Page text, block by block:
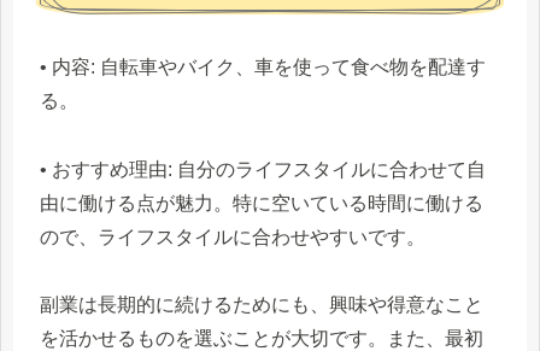
• 内容: 自転車やバイク、車を使って食べ物を配達す
る。
• おすすめ理由: 自分のライフスタイルに合わせて自
由に働ける点が魅力。特に空いている時間に働ける
ので、ライフスタイルに合わせやすいです。
副業は長期的に続けるためにも、興味や得意なこと
を活かせるものを選ぶことが大切です。また、最初